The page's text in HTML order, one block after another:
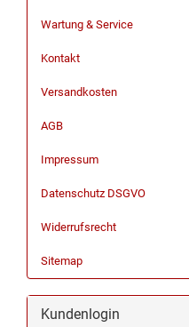
Wartung & Service
Kontakt
Versandkosten
AGB
Impressum
Datenschutz DSGVO
Widerrufsrecht
Sitemap
Kundenlogin